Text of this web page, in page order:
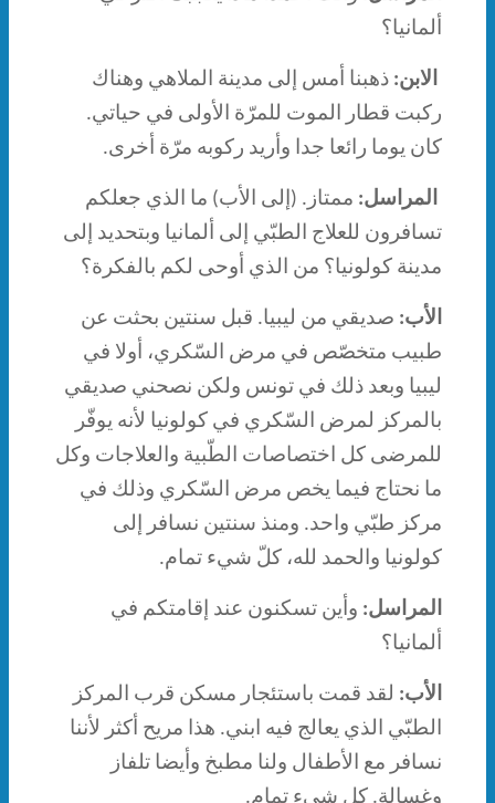
ألمانيا؟
الابن: ذهبنا أمس إلى مدينة الملاهي وهناك
ركبت قطار الموت للمرّة الأولى في حياتي.
كان يوما رائعا جدا وأريد ركوبه مرّة أخرى.
المراسل: ممتاز. (إلى الأب) ما الذي جعلكم
تسافرون للعلاج الطبّي إلى ألمانيا وبتحديد إلى
مدينة كولونيا؟ من الذي أوحى لكم بالفكرة؟
الأب: صديقي من ليبيا. قبل سنتين بحثت عن
طبيب متخصّص في مرض السّكري، أولا في
ليبيا وبعد ذلك في تونس ولكن نصحني صديقي
بالمركز لمرض السّكري في كولونيا لأنه يوفّر
للمرضى كل اختصاصات الطّبية والعلاجات وكل
ما نحتاج فيما يخص مرض السّكري وذلك في
مركز طبّي واحد. ومنذ سنتين نسافر إلى
كولونيا والحمد لله، كلّ شيء تمام.
المراسل: وأين تسكنون عند إقامتكم في
ألمانيا؟
الأب: لقد قمت باستئجار مسكن قرب المركز
الطبّي الذي يعالج فيه ابني. هذا مريح أكثر لأننا
نسافر مع الأطفال ولنا مطبخ وأيضا تلفاز
وغسالة. كل شيء تمام.